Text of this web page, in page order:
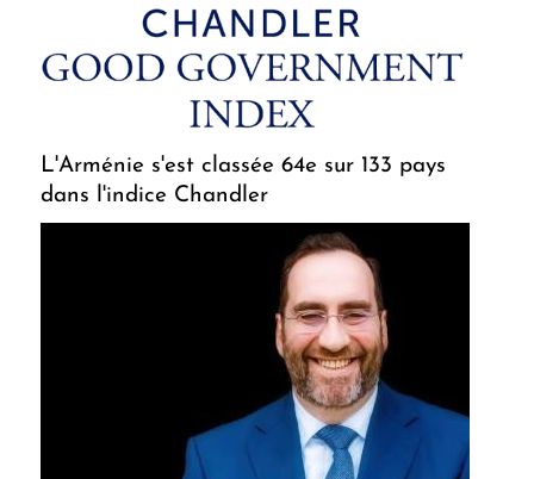
L'Arménie s'est classée 64e sur 133 pays
dans l'indice Chandler